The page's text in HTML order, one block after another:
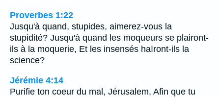
Proverbes 1:22
Jusqu'à quand, stupides, aimerez-vous la
stupidité? Jusqu'à quand les moqueurs se plairont-
ils à la moquerie, Et les insensés haïront-ils la
science?
Jérémie 4:14
Purifie ton coeur du mal, Jérusalem, Afin que tu